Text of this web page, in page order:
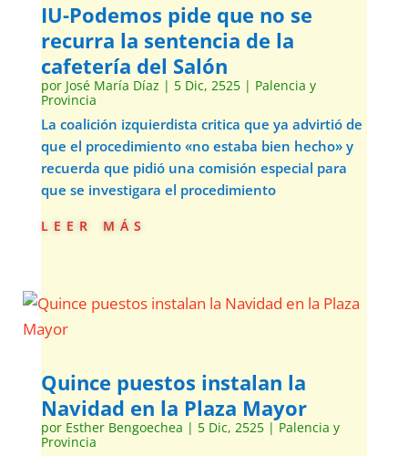
IU-Podemos pide que no se
recurra la sentencia de la
cafetería del Salón
por José María Díaz | 5 Dic, 2525| Palencia y
Provincia
La coalición izquierdista critica que ya advirtió de
que el procedimiento «no estaba bien hecho» y
recuerda que pidió una comisión especial para
que se investigara el procedimiento
leer más
Quince puestos instalan la
Navidad en la Plaza Mayor
por Esther Bengoechea | 5 Dic, 2525| Palencia y
Provincia